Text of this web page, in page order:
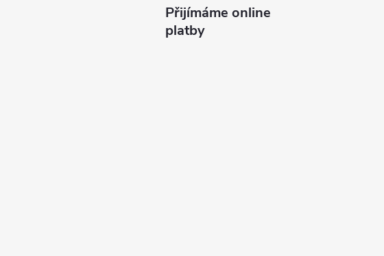
Přijímáme online
platby